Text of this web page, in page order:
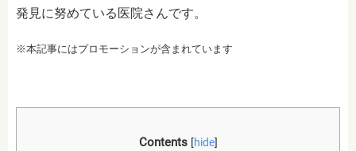
発見に努めている医院さんです。
※本記事にはプロモーションが含まれています
Contents [hide]